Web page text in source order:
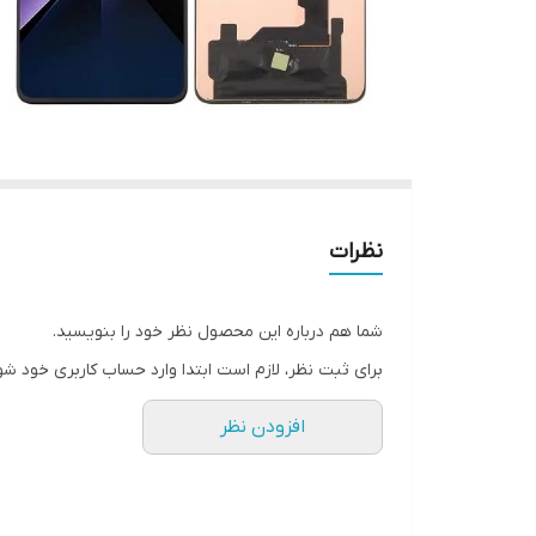
نظرات
شما هم درباره این محصول نظر خود را بنویسید.
برای ثبت نظر، لازم است ابتدا وارد حساب کاربری خود
افزودن نظر